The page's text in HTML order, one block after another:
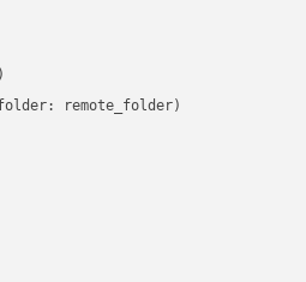
folder: remote_folder)